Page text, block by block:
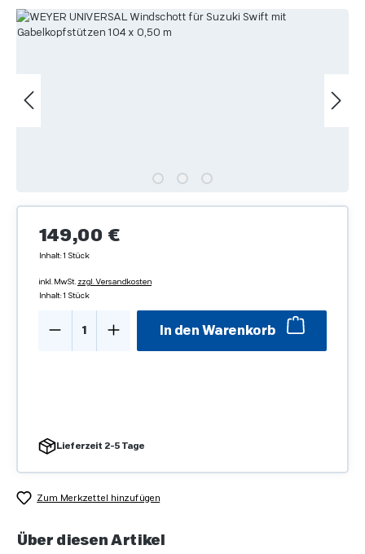
Bildergalerie überspringen
Regulärer Preis:
149,00 €
Inhalt:1 Stück
inkl. MwSt. zzgl. Versandkosten
Inhalt:1 Stück
Produkt Anzahl: Gib den gewünschten
In den Warenkorb
Lieferzeit 2-5 Tage
Zum Merkzettel hinzufügen
Über diesen Artikel